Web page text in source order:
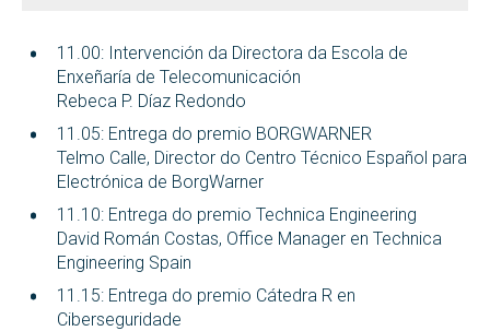
11.00: Intervención da Directora da Escola de
Enxeñaría de Telecomunicación
Rebeca P. Díaz Redondo
11.05: Entrega do premio BORGWARNER
Telmo Calle, Director do Centro Técnico Español para
Electrónica de BorgWarner
11.10: Entrega do premio Technica Engineering
David Román Costas, Office Manager en Technica
Engineering Spain
11.15: Entrega do premio Cátedra R en
Ciberseguridade